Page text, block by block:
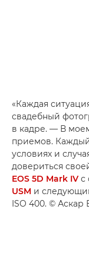
«Каждая
свадебный
в кадре. — В
приемов.
условиях и
довериться
EOS 5D Mark IV с
USM и
ISO 400. © Аскар